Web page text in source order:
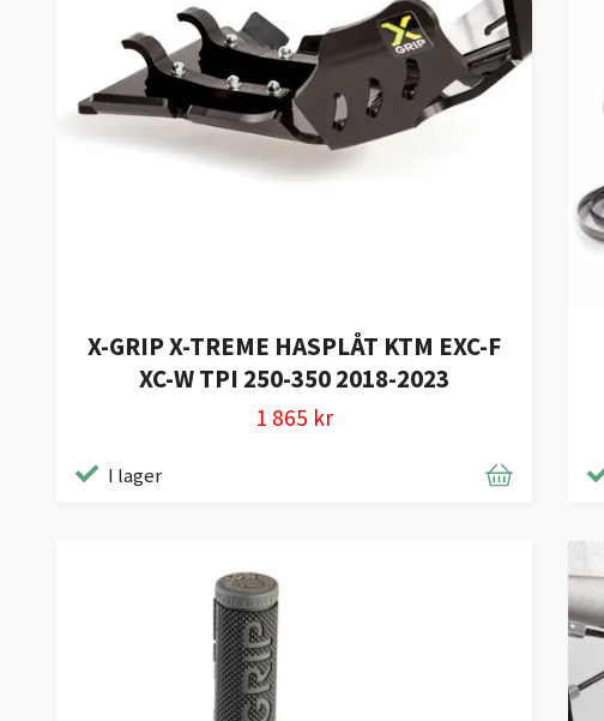
X-GRIP X-TREME HASPLÅT KTM EXC-F
XC-W TPI 250-350 2018-2023
1 865 kr
I lager